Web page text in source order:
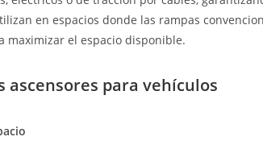
en espacios donde las rampas
maximizar el espacio disponible.
ascensores para vehículos